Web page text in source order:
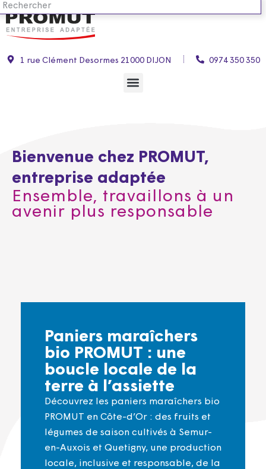
1 rue Clément Desormes 21000 DIJON 0974 350 350
Bienvenue chez PROMUT,
entreprise adaptée
Ensemble, travaillons à un
avenir plus responsable
Paniers maraîchers
bio PROMUT : une
boucle locale de la
terre à l’assiette
Découvrez les paniers maraîchers bio
PROMUT en Côte-d’Or : des fruits et
légumes de saison cultivés à Semur-
en-Auxois et Quetigny, une production
locale, inclusive et responsable, de la